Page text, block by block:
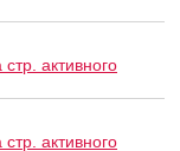
активного
активного